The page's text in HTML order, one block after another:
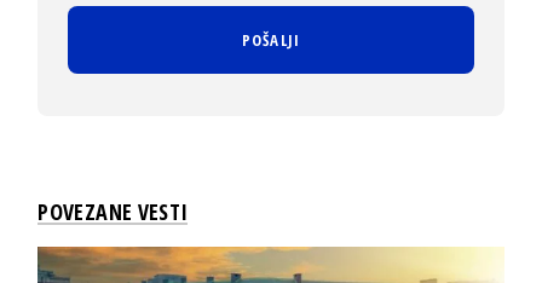
POVEZANE VESTI